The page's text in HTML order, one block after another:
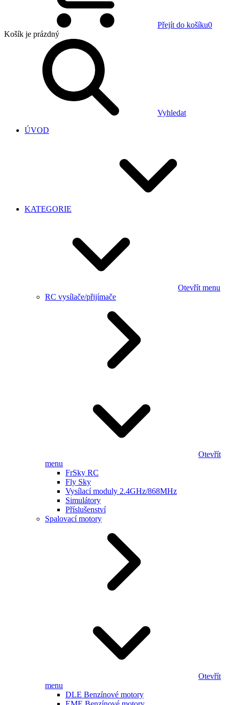
Přejít do košíku0
Košík je prázdný
Vyhledat
ÚVOD
KATEGORIE
Otevřít menu
RC vysílače/přijímače
Otevřít
menu
FrSky RC
Fly Sky
Vysílací moduly 2.4GHz/868MHz
Simulátory
Příslušenství
Spalovací motory
Otevřít
menu
DLE Benzínové motory